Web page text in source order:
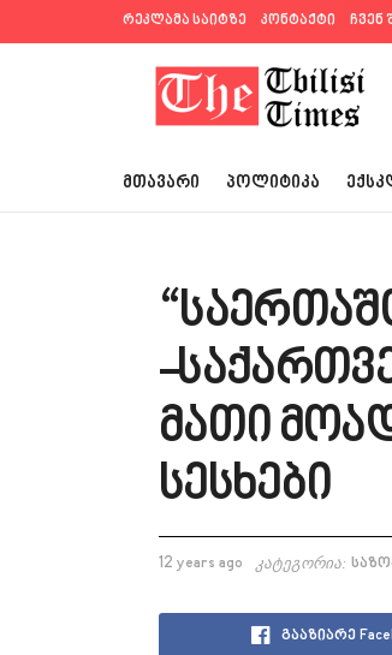
რეკლამა საიტზე კონტაქტი ჩვენ
ᲛᲗᲐᲕᲐᲠᲘ ᲞᲝᲚᲘᲢᲘᲙᲐ
-
მათი
სესხები
12 years ago კატეგორია:
გააზიარე